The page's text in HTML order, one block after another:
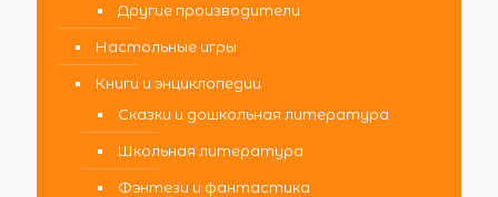
Другие производители
Настольные игры
Книги и энциклопедии
Сказки и дошкольная литература
Школьная литература
Фэнтези и фантастика